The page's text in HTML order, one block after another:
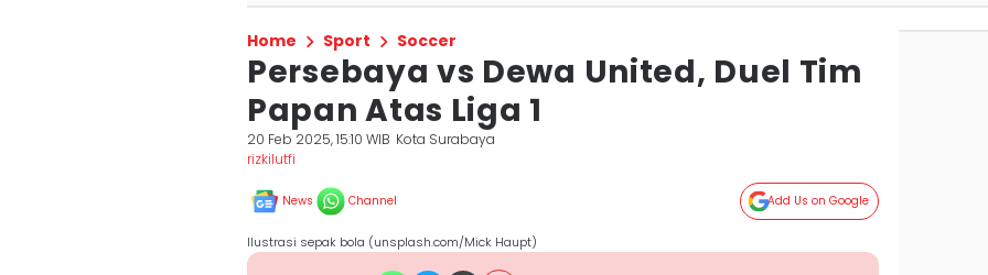
Home Sport Soccer
Persebaya vs Dewa United, Duel Tim
Papan Atas Liga 1
20 Feb 2025, 15:10 WIB Kota Surabaya
rizkilutfi
News Channel Add Us on Google
Ilustrasi sepak bola (unsplash.com/Mick Haupt)